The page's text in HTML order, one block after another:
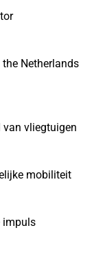
Netherlands
van vliegtuigen
mobiliteit
impuls